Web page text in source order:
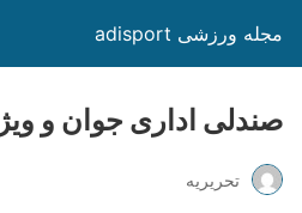
مجله ورزشی adisport
صندلی اداری جوان و
تحریریه